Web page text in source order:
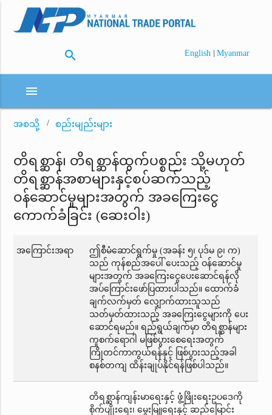
search English | Myanmar
menu
အစသို့ စည်းမျည်းများ
တိရစ္ဆာန်၊ တိရစ္ဆာန်ထွက်ပစ္စည်း သို့မဟုတ်
တိရစ္ဆာန်အစာများနှင့်စပ်ဆက်သည့်
ဝန်ဆောင်မှုများအတွက် အခကြေးငွေ
ကောက်ခံခြင်း (ဆေးဝါး)
အကြောင်းအရာ
ဤစီမံဆောင်ရွက်မှု (အခန်း ၅၊ ပုဒ်မ ၉၊ က)
သည် ကုန်စည်အပေါ် ပေးသည့် ဝန်ဆောင်မှု
များအတွက် အခကြေးငွေပေးဆောင်ရန်လို
အပ်ကြောင်းဖော်ပြထားပါသည်။ ထောက်ခံ
ချက်လက်မှတ် လျှောက်ထားသူသည်
သတ်မှတ်ထားသည့် အခကြေးငွေများကို ပေး
ဆောင်ရမည်။ ရည်ရွယ်ချက်မှာ တိရစ္ဆာန်များ
ကူစက်ရောဂါ မဖြစ်ပွားစေရေးအတွက်
ကြိုတင်ကာကွယ်ရန်နှင့် ဖြစ်ပွားသည့်အခါ
စနစ်တကျ ထိန်းချုပ်နိုင်ရန်ဖြစ်ပါသည်။
တိရစ္ဆာန်ကျန်းမာရေးနှင့် ဖွံ့ဖြိုးရေးဥပဒေကို
စိုက်ပျိုးရေး၊ မွေးမြူရေးနှင့် ဆည်မြောင်း